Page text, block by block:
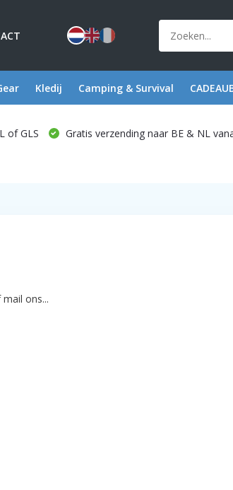
Kledij Camping & Survival
of GLS Gratis verzending naar BE & NL
ons...